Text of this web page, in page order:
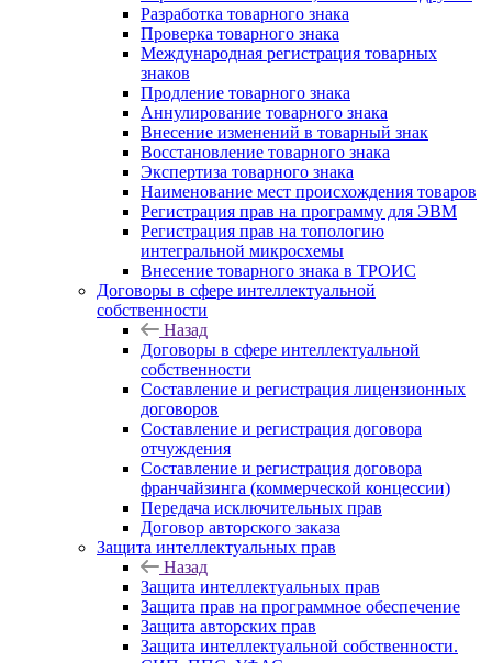
Разработка товарного знака
Проверка товарного знака
Международная регистрация товарных
знаков
Продление товарного знака
Аннулирование товарного знака
Внесение изменений в товарный знак
Восстановление товарного знака
Экспертиза товарного знака
Наименование мест происхождения товаров
Регистрация прав на программу для ЭВМ
Регистрация прав на топологию
интегральной микросхемы
Внесение товарного знака в ТРОИС
Договоры в сфере интеллектуальной
собственности
Назад
Договоры в сфере интеллектуальной
собственности
Составление и регистрация лицензионных
договоров
Составление и регистрация договора
отчуждения
Составление и регистрация договора
франчайзинга (коммерческой концессии)
Передача исключительных прав
Договор авторского заказа
Защита интеллектуальных прав
Назад
Защита интеллектуальных прав
Защита прав на программное обеспечение
Защита авторских прав
Защита интеллектуальной собственности.